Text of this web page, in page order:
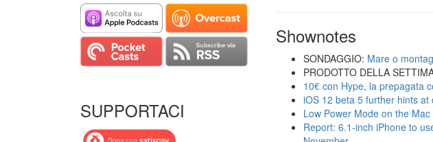
SUPPORTACI
Shownotes
SONDAGGIO: Mare o
PRODOTTO DELLA
10€ con Hype, la prepagata
iOS 12 beta 5 further hints
Low Power Mode on the Mac
Report: 6.1-inch iPhone to